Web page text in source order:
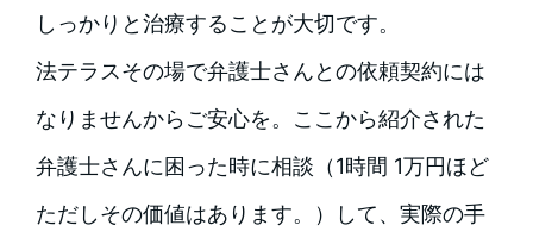
しっかりと治療することが大切です。
法テラスその場で弁護士さんとの依頼契約には
なりませんからご安心を。ここから紹介された
弁護士さんに困った時に相談（1時間 1万円ほど
ただしその価値はあります。）して、実際の手